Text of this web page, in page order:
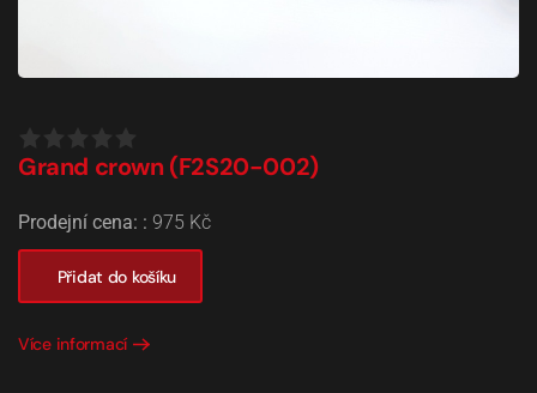
Grand crown (F2S20-002)
Prodejní cena: : 975 Kč
Přidat do košíku
Více informací